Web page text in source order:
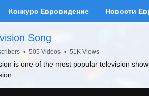
Конкурс Евровидение Новости
Song
• 505 Videos • 51K Views
is one of the most popular television